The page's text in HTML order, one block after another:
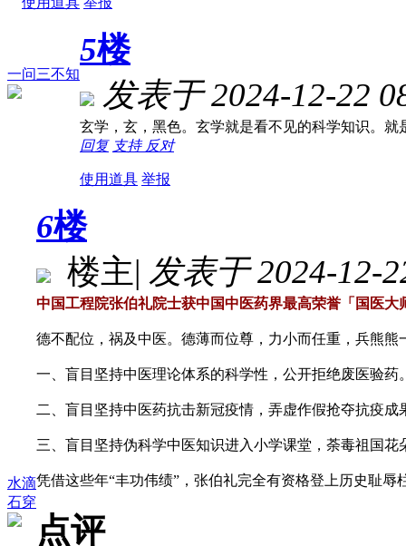
一问三不知
5楼
发表于 2024-12-22
玄学，玄，黑色。玄学就是看不见的科学知识。
回复 支持 反对
使用道具 举报
水滴
石穿
6楼
楼主| 发表于 2024-12-
中国工程院张伯礼院士获中国中医药界最高荣誉「国医大
德不配位，祸及中医。德薄而位尊，力小而任重，兵熊熊
一、盲目坚持中医理论体系的科学性，公开拒绝废医验药
二、盲目坚持中医药抗击新冠疫情，弄虚作假抢夺抗疫成
三、盲目坚持伪科学中医知识进入小学课堂，荼毒祖国花
凭借这些年“丰功伟绩”，张伯礼完全有资格登上历史耻辱
点评